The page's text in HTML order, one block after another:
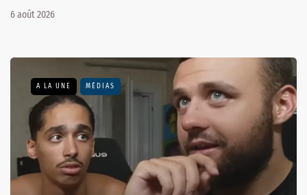
6 août 2026
A LA UNE MÉDIAS